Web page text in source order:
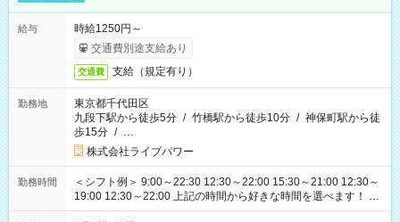
給与
時給1250円～
交通費別途支給あり
交通費 支給（規定有り）
勤務地
東京都千代田区
九段下駅から徒歩5分 / 竹橋駅から徒歩10分 / 神保町駅から徒
歩15分 / …
株式会社ライブパワー
勤務時間
＜シフト例＞ 9:00～22:30 12:30～22:00 15:30～21:00 12:30～
19:00 12:30～22:00 上記の時間から好きな時間を選べます！ ※
時間は変更となる可能性があります